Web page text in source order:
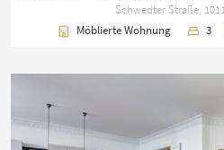
Schwedter Straße,
Möblierte Wohnung
3